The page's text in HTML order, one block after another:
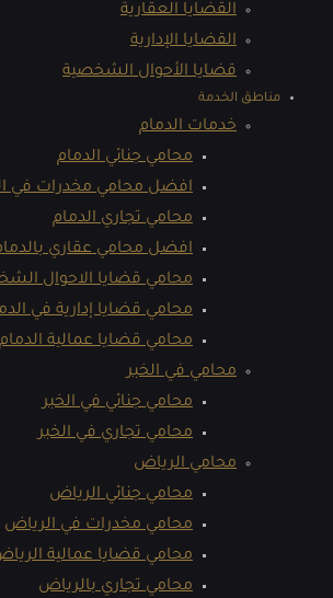
القضايا العقارية
القضايا الإدارية
قضايا الأحوال الشخصية
مناطق الخدمة
خدمات الدمام
محامي جنائي الدمام
افضل محامي مخدرات في
محامي تجاري الدمام
افضل محامي عقاري
محامي قضايا الاحوال
محامي قضايا إدارية في
محامي قضايا عمالية الدمام
محامي في الخبر
محامي جنائي في الخبر
محامي تجاري في الخبر
محامي الرياض
محامي جنائي الرياض
محامي مخدرات في الرياض
محامي قضايا عمالية
محامي تجاري بالرياض